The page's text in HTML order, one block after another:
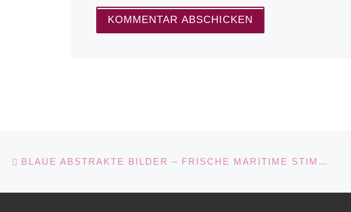
Beitragsnavigation BLAUE ABSTRAKTE BILDER – FRISCHE MARITIME STIMMUNG FÜR IHRE WÄNDE